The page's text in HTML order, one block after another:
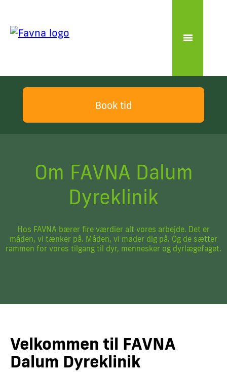
Book tid
Om FAVNA Dalum
Dyreklinik
Hos FAVNA bærer fire værdier alt vores arbejde. Det er
måden, vi tænker på. Måden, vi møder dig på. Og de sætter
rammen for vores tilgang til dyr, mennesker og dyrlægefaget.
Velkommen til FAVNA
Dalum Dyreklinik